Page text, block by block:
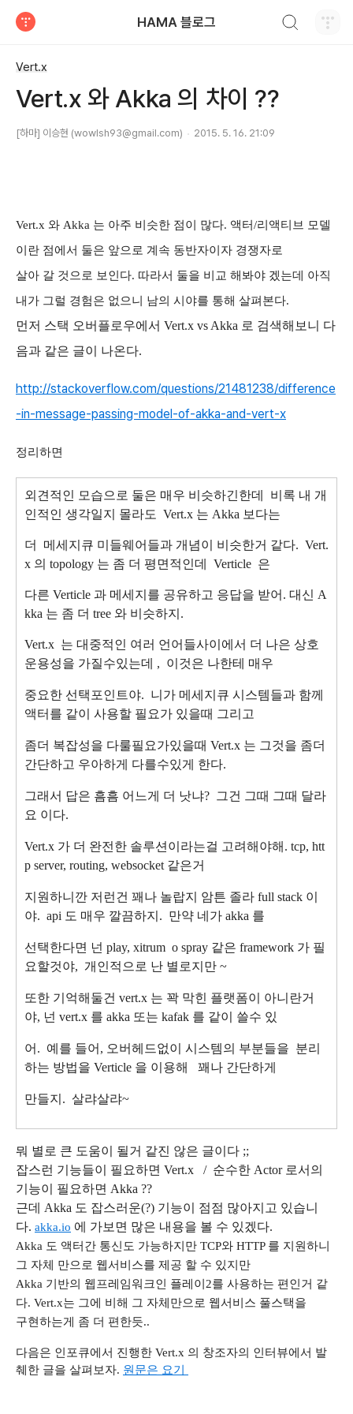
HAMA 블로그
Vert.x
Vert.x 와 Akka 의 차이 ??
[하마] 이승현 (wowlsh93@gmail.com) 2015. 5. 16. 21:09
Vert.x 와 Akka 는 아주 비슷한 점이 많다. 액터/리액티브 모델
이란 점에서 둘은 앞으로 계속 동반자이자 경쟁자로
살아 갈 것으로 보인다. 따라서 둘을 비교 해 봐야 겠는데 아직
내가 그럴 경험은 없으니 남의 시야를 통해 살펴본다.
먼저 스택 오버플로우에서 Vert.x vs Akka 로 검색해보니 다
음과 같은 글이 나온다.
http://stackoverflow.com/questions/21481238/difference
-in-message-passing-model-of-akka-and-vert-x
정리하면
외견적인 모습으로 둘은 매우 비슷하긴한데 비록 내 개
인적인 생각일지 몰라도 Vert.x 는 Akka 보다는
더 메세지큐 미들웨어들과 개념이 비슷한거 같다. Vert.
x 의 topology 는 좀 더 평면 적인데 Verticle 은
다른 Verticle 과 메세지를 공유하고 응답을 받어. 대신 A
kka 는 좀 더 tree 와 비슷하지.
Vert.x 는 대중적인 여러 언어들사이에서 더 나은 상호
운용성을 가질수있는데 , 이것은 나한테 매우
중요한 선택포인트야. 니가 메세지큐 시스템들과 함께
액터를 같이 사용할 필요가 있을때 그리고
좀더 복잡성을 다룰필요가있을때 Vert.x 는 그것을 좀더
간단하고 우아하게 다를수있게 한다.
그래서 답은 흠흠 어느게 더 낫냐? 그건 그때 그때 달라
요 이다.
Vert.x 가 더 완전한 솔루션이라는걸 고려해야해. tcp, htt
p server, routing, websocket 같은거
지원하니깐 저런건 꽤나 놀랍지 암튼 졸라 full stack 이
야. api 도 매우 깔끔하지. 만약 네가 akka 를
선택한다면 넌 play, xitrum o spray 같은 framework 가 필
요할것야, 개인적으로 난 별로지만 ~
또한 기억해둘건 vert.x 는 꽉 막힌 플랫폼이 아니란거
야, 넌 vert.x 를 akka 또는 kafak 를 같이 쓸수 있
어. 예를 들어, 오버헤드없이 시스템의 부분들을 분리
하는 방법을 Verticle 을 이용해 꽤나 간단하게
만들지. 살랴살랴~
뭐 별로 큰 도움이 될거 같진 않은 글이다 ;;
잡스런 기능들이 필요하면 Vert.x / 순수한 Actor 로서의
기능이 필요하면 Akka ??
근데 Akka 도 잡스러운(?) 기능이 점점 많아지고 있습니
다. akka.io 에 가보면 많은 내용을 볼 수 있겠다.
Akka 도 액터간 통신도 가능하지만 TCP와 HTTP 를 지원하니
그 자체 만으로 웹서비스를 제공 할 수 있지만
Akka 기반의 웹프레임워크인 플레이2를 사용하는 편인거 같
다. Vert.x는 그에 비해 그 자체만으로 웹서비스 풀스택을
구현하는게 좀 더 편한듯..
다음은 인포큐에서 진행한 Vert.x 의 창조자의 인터뷰에서 발
췌한 글을 살펴보자. 원문은 요기